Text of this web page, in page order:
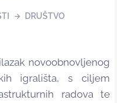
DRUŠTVO
novoobnovljenog
igrališta, s ciljem
radova te